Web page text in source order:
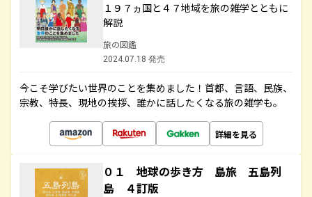
１９７ヵ国と４７地域を旅の雑学とともに
解説
旅の図鑑
2024.07.18 発売
今こそ学びたい世界のことを集めました！首都、言語、民族、
宗教、特長、現地の挨拶、誰かに話したくなる旅の雑学も。
詳細を見る
０１ 地球の歩き方 島旅 五島列
島 ４訂版